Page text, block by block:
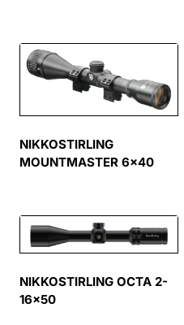
NIKKOSTIRLING
MOUNTMASTER 6×40
NIKKOSTIRLING OCTA 2-
16×50